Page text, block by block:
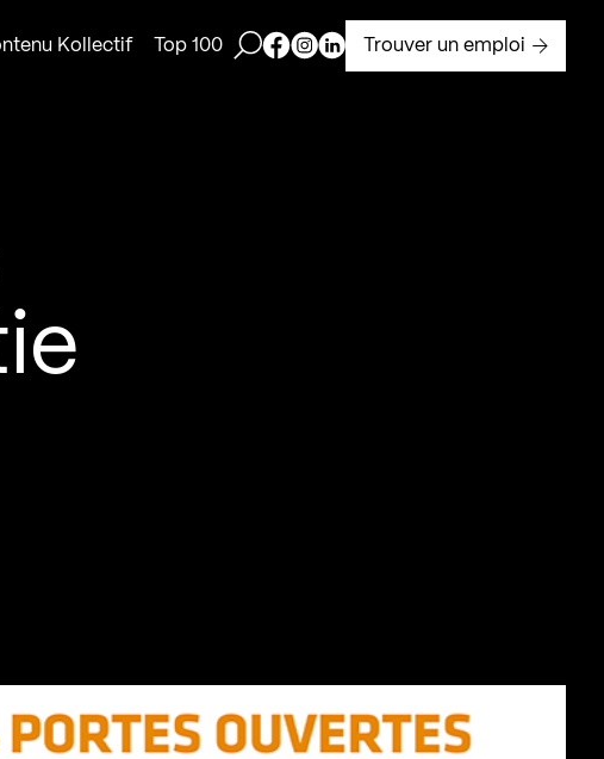
Kollectif Top 100 Ouvrir la barre de recherche
Page Facebook de Kollectif
Page Instagram de Kollectif
Page Linkedin de Kollectif
Trouver un emploi